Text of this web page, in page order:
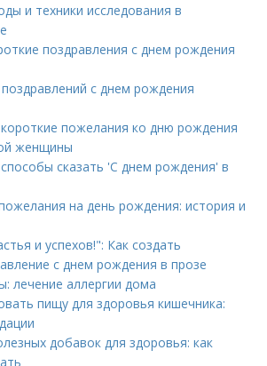
и техники исследования в
поздравления с днем рождения
с днем рождения
пожелания ко дню рождения
женщины
сказать 'С днем рождения' в
на день рождения: история и
и успехов!": Как создать
с днем рождения в прозе
лечение аллергии дома
пищу для здоровья кишечника:
добавок для здоровья: как